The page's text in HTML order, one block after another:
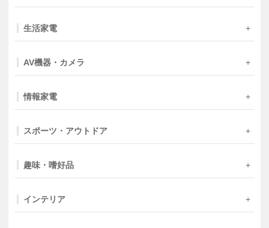
生活家電
AV機器・カメラ
情報家電
スポーツ・アウトドア
趣味・嗜好品
インテリア